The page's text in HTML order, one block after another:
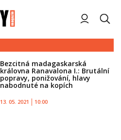
Bezcitná madagaskarská
královna Ranavalona I.: Brutální
popravy, ponižování, hlavy
nabodnuté na kopích
13. 05. 2021 10:00